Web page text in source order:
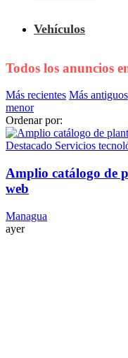
Vehículos
Todos los anuncios
Más recientes Más antiguos
menor
Ordenar por:
Destacado Servicios
Amplio catálogo de
web
Managua
ayer